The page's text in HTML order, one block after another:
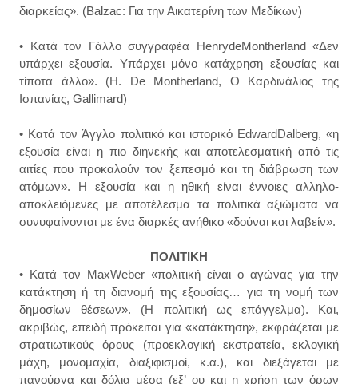
διαρκείας». (Balzac: Για την Αικατερίνη των Μεδίκων)
• Κατά τον Γάλλο συγγραφέα HenrydeMontherland «Δεν
υπάρχει εξουσία. Υπάρχει μόνο κατάχρηση εξουσίας και
τίποτα άλλο». (H. De Montherland, Ο Καρδινάλιος της
Ισπανίας, Gallimard)
• Κατά τον Άγγλο πολιτικό και ιστορικό EdwardDalberg, «η
εξουσία είναι η πιο διηνεκής και αποτελεσματική από τις
αιτίες που προκαλούν τον ξεπεσμό και τη διάβρωση των
ατόμων». Η εξουσία και η ηθική είναι έννοιες αλληλο-
αποκλειόμενες με αποτέλεσμα τα πολιτικά αξιώματα να
συνυφαίνονται με ένα διαρκές ανήθικο «δούναι και λαβείν».
ΠΟΛΙΤΙΚΗ
• Κατά τον MaxWeber «πολιτική είναι ο αγώνας για την
κατάκτηση ή τη διανομή της εξουσίας… για τη νομή των
δημοσίων θέσεων». (Η πολιτική ως επάγγελμα). Και,
ακριβώς, επειδή πρόκειται για «κατάκτηση», εκφράζεται με
στρατιωτικούς όρους (προεκλογική εκστρατεία, εκλογική
μάχη, μονομαχία, διαξιφισμοί, κ.α.), και διεξάγεται με
πανούργα και δόλια μέσα (εξ’ ου και η χρήση των όρων